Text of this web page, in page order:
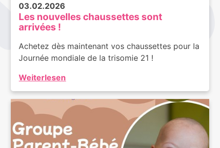
03.02.2026
Les nouvelles chaussettes sont
arrivées !
Achetez dès maintenant vos chaussettes pour la
Journée mondiale de la trisomie 21 !
Weiterlesen